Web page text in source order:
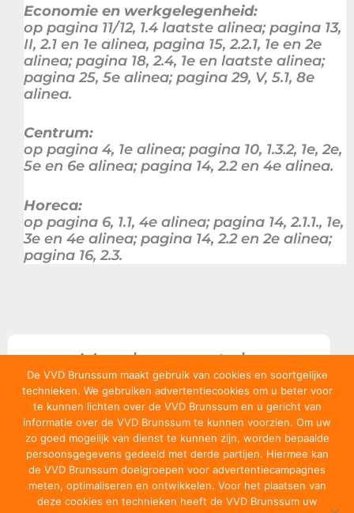
Economie en werkgelegenheid:
op pagina 11/12, 1.4 laatste alinea; pagina 13,
II, 2.1 en 1e alinea, pagina 15, 2.2.1, 1e en 2e
alinea; pagina 18, 2.4, 1e en laatste alinea;
pagina 25, 5e alinea; pagina 29, V, 5.1, 8e
alinea.
Centrum:
op pagina 4, 1e alinea; pagina 10, 1.3.2, 1e, 2e,
5e en 6e alinea; pagina 14, 2.2 en 4e alinea.
Horeca:
op pagina 6, 1.1, 4e alinea; pagina 14, 2.1.1., 1e,
3e en 4e alinea; pagina 14, 2.2 en 2e alinea;
pagina 16, 2.3.
Meedoen met de
VVD?
Word lid
De VVD Brunssum maakt gebruik van cookies en soortgelijke
technieken. We gebruiken advertentiecookies om u beter voor
te kunnen lichten over de VVD Brunssum en u gericht van
informatie over de VVD Brunssum te kunnen voorzien. Om uw
zo goed mogelijk van dienst te kunnen zijn, worden bepaalde
persoonsgegevens gedeeld met derde partijen. Hiermee kan
de VVD Brunssum doelgroepen voor advertentiecampagnes
meten, optimaliseren en ontwikkelen. Voor het plaatsen van
deze cookies en technieken heeft de VVD Brunssum uw